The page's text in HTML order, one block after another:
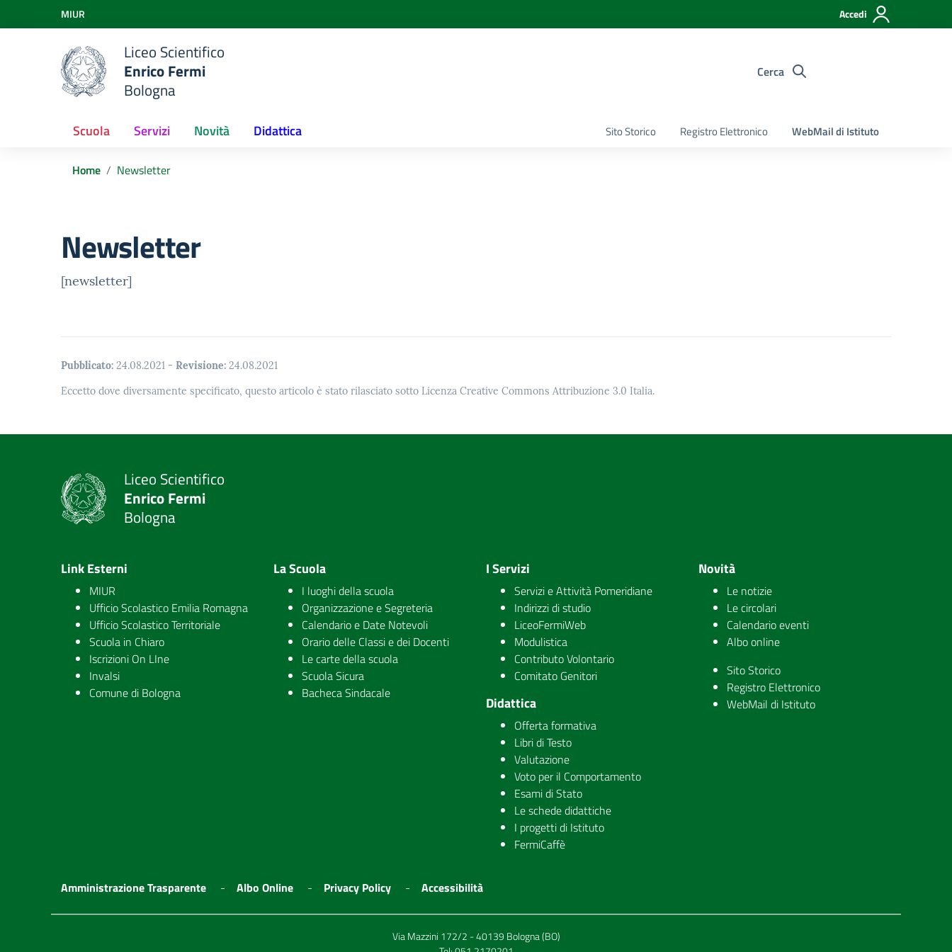
Vai ai contenuti
Vai al menu di navigazione
Vai al footer
MIUR Accedi
Liceo Scientifico
Enrico Fermi
Bologna
Cerca
Sito Storico Registro Elettronico WebMail di Istituto
Scuola Servizi Novità Didattica
Home Newsletter
Newsletter
[newsletter]
Pubblicato: 24.08.2021 - Revisione: 24.08.2021
Eccetto dove diversamente specificato, questo articolo è stato rilasciato sotto Licenza Creative Commons Attribuzione 3.0 Italia.
Liceo Scientifico
Enrico Fermi
Bologna
Link Esterni
MIUR
Ufficio Scolastico Emilia Romagna
Ufficio Scolastico Territoriale
Scuola in Chiaro
Iscrizioni On LIne
Invalsi
Comune di Bologna
La Scuola
I luoghi della scuola
Organizzazione e Segreteria
Calendario e Date Notevoli
Orario delle Classi e dei Docenti
Le carte della scuola
Scuola Sicura
Bacheca Sindacale
I Servizi
Servizi e Attività Pomeridiane
Indirizzi di studio
LiceoFermiWeb
Modulistica
Contributo Volontario
Comitato Genitori
Didattica
Offerta formativa
Libri di Testo
Valutazione
Voto per il Comportamento
Esami di Stato
Le schede didattiche
I progetti di Istituto
FermiCaffè
Novità
Le notizie
Le circolari
Calendario eventi
Albo online
Sito Storico
Registro Elettronico
WebMail di Istituto
Amministrazione Trasparente Albo Online Privacy Policy Accessibilità
Via Mazzini 172/2 - 40139 Bologna (BO)